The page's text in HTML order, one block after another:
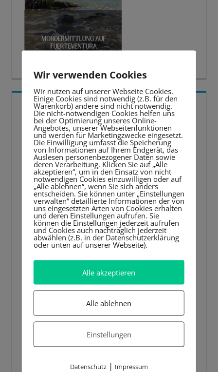
5 BESTE LERNTIPPS
Video-
Player
Wir verwenden Cookies
Wir nutzen auf unserer Webseite Cookies.
Einige Cookies sind notwendig (z.B. für den
Warenkorb) andere sind nicht notwendig.
Die nicht-notwendigen Cookies helfen uns
bei der Optimierung unseres Online-
Angebotes, unserer Webseitenfunktionen
und werden für Marketingzwecke eingesetzt.
Die Einwilligung umfasst die Speicherung
von Informationen auf Ihrem Endgerät, das
Auslesen personenbezogener Daten sowie
deren Verarbeitung. Klicken Sie auf „Alle
akzeptieren“, um in den Einsatz von nicht
notwendigen Cookies einzuwilligen oder auf
„Alle ablehnen“, wenn Sie sich anders
entscheiden. Sie können unter „Einstellungen
verwalten“ detaillierte Informationen der von
uns eingesetzten Arten von Cookies erhalten
und deren Einstellungen aufrufen. Sie
können die Einstellungen jederzeit aufrufen
und Cookies auch nachträglich jederzeit
abwählen (z.B. in der Datenschutzerklärung
oder unten auf unserer Webseite).
Alle akzeptieren
Alle ablehnen
Einstellungen
Datenschutz| Impressum